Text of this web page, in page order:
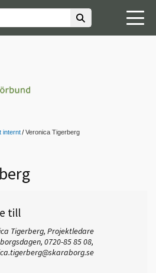
internt Veronica Tigerberg
till
Tigerberg, Projektledare
0720-85 85 08,